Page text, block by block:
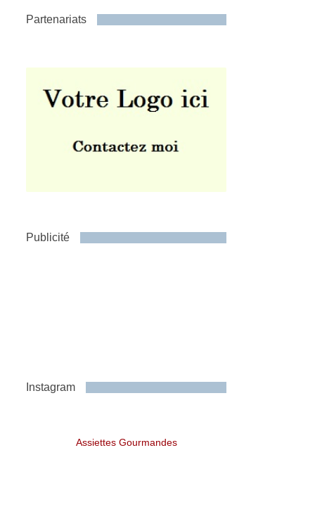
Partenariats
Publicité
Instagram
Assiettes Gourmandes